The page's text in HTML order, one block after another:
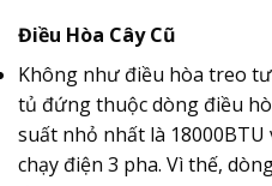
Điều Hòa Cây Cũ
Không như điều hòa treo
tủ đứng thuộc dòng điều
suất nhỏ nhất là
chạy điện 3 pha. Vì thế,